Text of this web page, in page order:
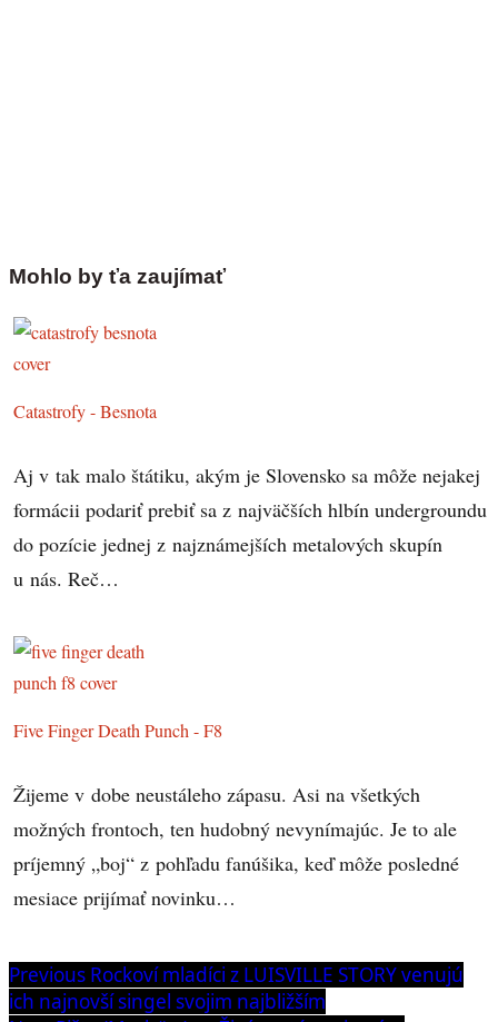
Mohlo by ťa zaujímať
Catastrofy - Besnota
Aj v tak malo štátiku, akým je Slovensko sa môže nejakej
formácii podariť prebiť sa z najväčších hlbín undergroundu
do pozície jednej z najznámejších metalových skupín
u nás. Reč…
Five Finger Death Punch - F8
Žijeme v dobe neustáleho zápasu. Asi na všetkých
možných frontoch, ten hudobný nevynímajúc. Je to ale
príjemný „boj“ z pohľadu fanúšika, keď môže posledné
mesiace prijímať novinku…
Navigácia
v
Previous Previous
post:
Rockoví mladíci z LUISVILLE STORY venujú
ich najnovší singel svojim najbližším